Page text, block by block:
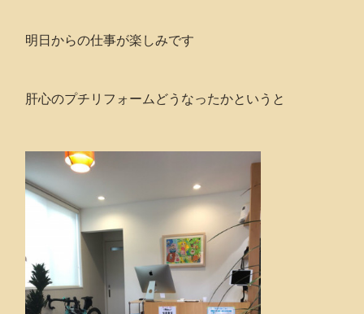
明日からの仕事が楽しみです
肝心のプチリフォームどうなったかというと